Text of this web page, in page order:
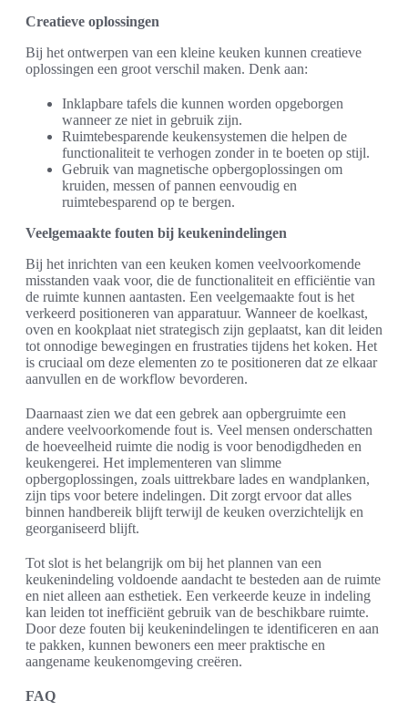
Creatieve oplossingen
Bij het ontwerpen van een kleine keuken kunnen creatieve
oplossingen een groot verschil maken. Denk aan:
Inklapbare tafels die kunnen worden opgeborgen
wanneer ze niet in gebruik zijn.
Ruimtebesparende keukensystemen die helpen de
functionaliteit te verhogen zonder in te boeten op stijl.
Gebruik van magnetische opbergoplossingen om
kruiden, messen of pannen eenvoudig en
ruimtebesparend op te bergen.
Veelgemaakte fouten bij keukenindelingen
Bij het inrichten van een keuken komen veelvoorkomende
misstanden vaak voor, die de functionaliteit en efficiëntie van
de ruimte kunnen aantasten. Een veelgemaakte fout is het
verkeerd positioneren van apparatuur. Wanneer de koelkast,
oven en kookplaat niet strategisch zijn geplaatst, kan dit leiden
tot onnodige bewegingen en frustraties tijdens het koken. Het
is cruciaal om deze elementen zo te positioneren dat ze elkaar
aanvullen en de workflow bevorderen.
Daarnaast zien we dat een gebrek aan opbergruimte een
andere veelvoorkomende fout is. Veel mensen onderschatten
de hoeveelheid ruimte die nodig is voor benodigdheden en
keukengerei. Het implementeren van slimme
opbergoplossingen, zoals uittrekbare lades en wandplanken,
zijn tips voor betere indelingen. Dit zorgt ervoor dat alles
binnen handbereik blijft terwijl de keuken overzichtelijk en
georganiseerd blijft.
Tot slot is het belangrijk om bij het plannen van een
keukenindeling voldoende aandacht te besteden aan de ruimte
en niet alleen aan esthetiek. Een verkeerde keuze in indeling
kan leiden tot inefficiënt gebruik van de beschikbare ruimte.
Door deze fouten bij keukenindelingen te identificeren en aan
te pakken, kunnen bewoners een meer praktische en
aangename keukenomgeving creëren.
FAQ